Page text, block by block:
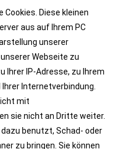
Diese kleinen
aus auf Ihrem PC
unserer
Webseite zu
Ihrer IP-Adresse, zu Ihrem
Internetverbindung.
mit
sie nicht an Dritte weiter.
benutzt, Schad- oder
zu bringen. Sie können